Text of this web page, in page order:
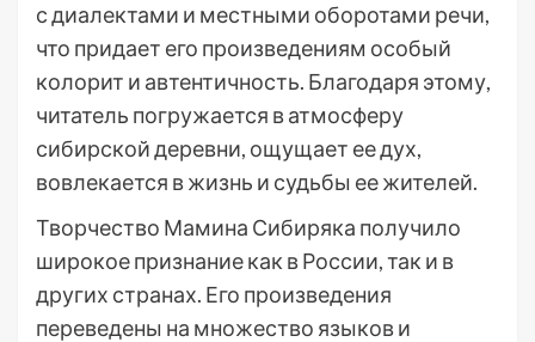
с диалектами и местными оборотами речи,
что придает его произведениям особый
колорит и автентичность. Благодаря этому,
читатель погружается в атмосферу
сибирской деревни, ощущает ее дух,
вовлекается в жизнь и судьбы ее жителей.
Творчество Мамина Сибиряка получило
широкое признание как в России, так и в
других странах. Его произведения
переведены на множество языков и